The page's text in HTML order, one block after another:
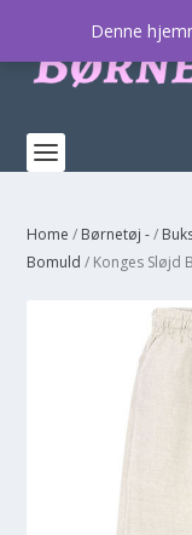
Home / Børnetøj -/
Bomuld / Konges Sløjd
Denne